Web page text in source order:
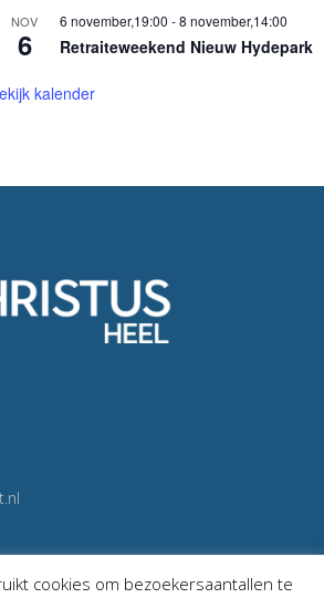
NOV
6
6 november,19:00 -8 november,14:00
Retraiteweekend Nieuw Hydepark
kalender
cookies om bezoekersaantallen te